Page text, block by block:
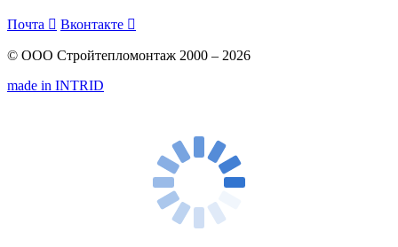
Почта  Вконтакте 
© ООО Стройтепломонтаж 2000 – 2026
made in INTRID